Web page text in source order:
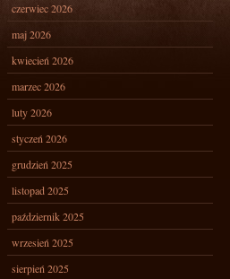
czerwiec 2026
maj 2026
kwiecień 2026
marzec 2026
luty 2026
styczeń 2026
grudzień 2025
listopad 2025
październik 2025
wrzesień 2025
sierpień 2025